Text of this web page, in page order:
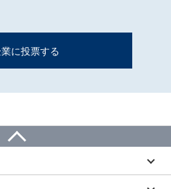
に投票する